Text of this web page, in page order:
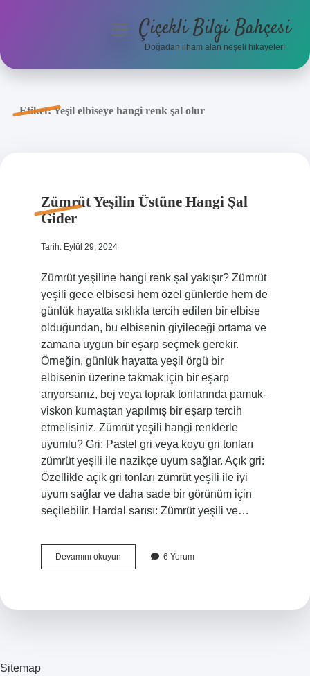
Anasayfa
menüyüÇiçekli Bilgi Bahçesi
Doğadan ilham alan neşeli hikayeler!
Etiket:Yeşil elbiseye hangi renk şal olur
Zümrüt Yeşilin Üstüne Hangi Şal
Gider
Tarih: Eylül 29, 2024
Zümrüt yeşiline hangi renk şal yakışır? Zümrüt
yeşili gece elbisesi hem özel günlerde hem de
günlük hayatta sıklıkla tercih edilen bir elbise
olduğundan, bu elbisenin giyileceği ortama ve
zamana uygun bir eşarp seçmek gerekir.
Örneğin, günlük hayatta yeşil örgü bir
elbisenin üzerine takmak için bir eşarp
arıyorsanız, bej veya toprak tonlarında pamuk-
viskon kumaştan yapılmış bir eşarp tercih
etmelisiniz. Zümrüt yeşili hangi renklerle
uyumlu? Gri: Pastel gri veya koyu gri tonları
zümrüt yeşili ile nazikçe uyum sağlar. Açık gri:
Özellikle açık gri tonları zümrüt yeşili ile iyi
uyum sağlar ve daha sade bir görünüm için
seçilebilir. Hardal sarısı: Zümrüt yeşili ve…
Devamını okuyunZümrüt
Yeşilin
6 Yorum
Sitemap